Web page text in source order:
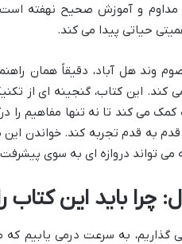
و آموزش صحیح نهفته
حیاتی پیدا می کند.
وند هل آباد، دقیقاً همان
کند. این کتاب، گنجینه ای از
کمک می کند تا نه تنها مفاهیم را
به قدم تجربه کند. خواندن
تواند دروازه ای به سوی
چرا باید این کتاب
گذاریم، به سرعت درمی یابیم